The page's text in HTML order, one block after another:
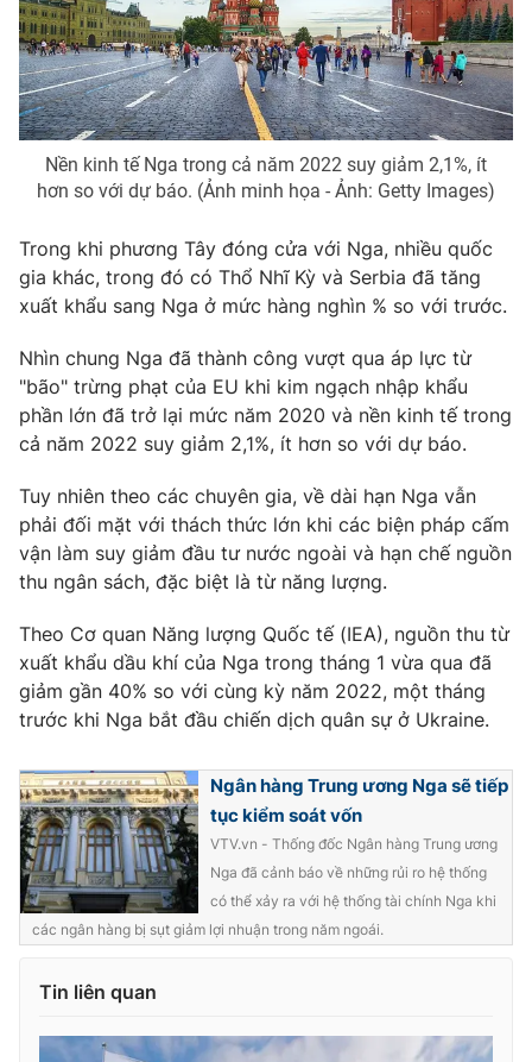
Photo Infographic
Video Shorts video
VTV Money VTV Thể thao
VTV Sức khoẻ Bất động sản
Thị trường 24h Tấm lòng Việt
VTV4 Vươn mình bằng AI
VTV9 VTV8
Liên hệ tòa soạn English
THỜI BÁO VTV
Cơ quan chủ quản:Đài Truyền hình Việt Nam
Cơ quan báo chí:Thời báo VTV
Giấy phép hoạt động báo in và báo điện tử số 483/GP-BTTTT
cấp ngày 29/12/2023
Tổng Biên tập:Vũ Thanh Thủy
Phó Tổng Biên tập:
Nguyễn Trọng Ninh
Tổng đài VTV:024.38 355 931 - 024.38 355 932
Nền kinh tế Nga trong cả năm 2022 suy giảm 2,1%, ít
hơn so với dự báo. (Ảnh minh họa - Ảnh: Getty Images)
Trong khi phương Tây đóng cửa với Nga, nhiều quốc
gia khác, trong đó có Thổ Nhĩ Kỳ và Serbia đã tăng
xuất khẩu sang Nga ở mức hàng nghìn % so với trước.
Nhìn chung Nga đã thành công vượt qua áp lực từ
"bão" trừng phạt của EU khi kim ngạch nhập khẩu
phần lớn đã trở lại mức năm 2020 và nền kinh tế trong
cả năm 2022 suy giảm 2,1%, ít hơn so với dự báo.
Tuy nhiên theo các chuyên gia, về dài hạn Nga vẫn
phải đối mặt với thách thức lớn khi các biện pháp cấm
vận làm suy giảm đầu tư nước ngoài và hạn chế nguồn
thu ngân sách, đặc biệt là từ năng lượng.
Theo Cơ quan Năng lượng Quốc tế (IEA), nguồn thu từ
xuất khẩu dầu khí của Nga trong tháng 1 vừa qua đã
giảm gần 40% so với cùng kỳ năm 2022, một tháng
trước khi Nga bắt đầu chiến dịch quân sự ở Ukraine.
Ngân hàng Trung ương Nga sẽ tiếp
tục kiểm soát vốn
VTV.vn - Thống đốc Ngân hàng Trung ương
Nga đã cảnh báo về những rủi ro hệ thống
có thể xảy ra với hệ thống tài chính Nga khi
các ngân hàng bị sụt giảm lợi nhuận trong năm ngoái.
Tin liên quan